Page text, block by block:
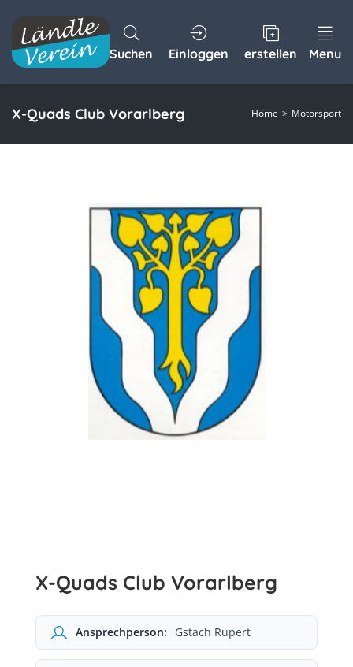
Suchen Einloggen erstellen Menu
X-Quads Club Vorarlberg Home Motorsport
X-Quads Club Vorarlberg
Ansprechperson: Gstach Rupert